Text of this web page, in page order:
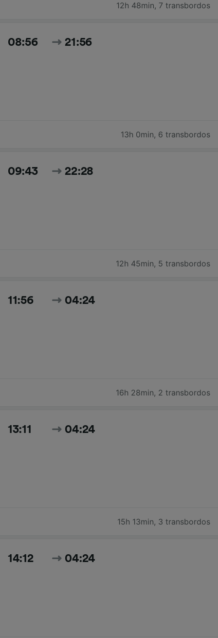
12h 48min, 7 transbordos
08:56 21:56
13h 0min, 6 transbordos
09:43 22:28
12h 45min, 5 transbordos
11:56 04:24
16h 28min, 2 transbordos
13:11 04:24
15h 13min, 3 transbordos
14:12 04:24